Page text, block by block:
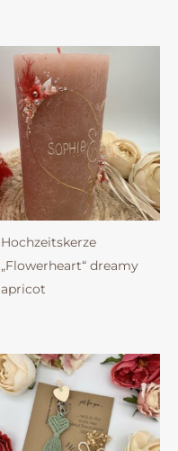
Hochzeitskerze
„Flowerheart“ dreamy
apricot